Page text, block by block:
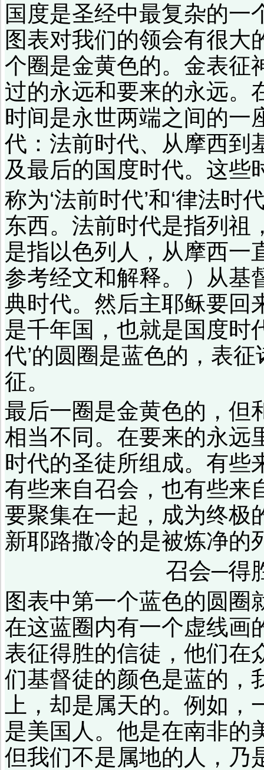
国度是圣经中最复杂的一
图表对我们的领会有很大
个圈是金黄色的。金表征
过的永远和要来的永远。
时间是永世两端之间的一
代：法前时代、从摩西到
及最后的国度时代。这些
称为‘法前时代’和‘律法时
东西。法前时代是指列祖
是指以色列人，从摩西一
参考经文和解释。）从基
典时代。然后主耶稣要回
是千年国，也就是国度时
代’的圆圈是蓝色的，表
征。
最后一圈是金黄色的，但
相当不同。在要来的永远
时代的圣徒所组成。有些
有些来自召会，也有些来
要聚集在一起，成为终极
新耶路撒冷的是被炼净的
召会─得
图表中第一个蓝色的圆圈
在这蓝圈内有一个虚线画
表征得胜的信徒，他们在
们基督徒的颜色是蓝的，
上，却是属天的。例如
是美国人。他是在南非的
但我们不是属地的人，乃